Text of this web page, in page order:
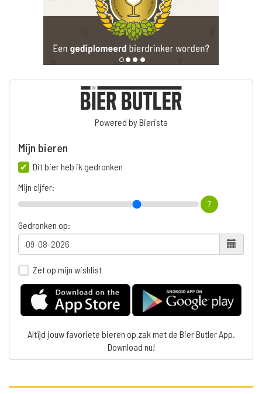
Powered by Bierista
Mijn bieren
Dit bier heb ik gedronken
Mijn cijfer:
7
Gedronken op:
Zet op mijn wishlist
Altijd jouw favoriete bieren op zak met de Bier Butler App.
Download nu!